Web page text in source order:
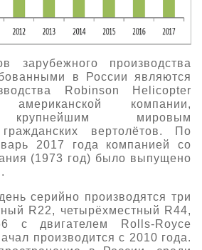
зарубежного производства
в России являются
Robinson Helicopter
компании,
крупнейшим мировым
гражданских вертолётов. По
2017 года компанией со
(1973 год) было выпущено
серийно производятся три
R22, четырёхместный R44,
с двигателем Rolls-Royce
производится с 2010 года.